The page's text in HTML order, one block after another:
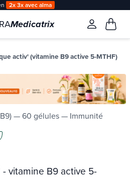
2x 3x avec alma
Medicatrix
activ' (vitamine B9 active 5-MTHF)
- vitamine B9 active 5-